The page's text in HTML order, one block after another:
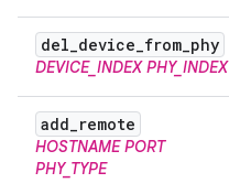
del_device_from_phy
DEVICE_INDEX PHY_INDEX
add_remote
HOSTNAME PORT
PHY_TYPE